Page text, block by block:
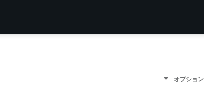
オプション